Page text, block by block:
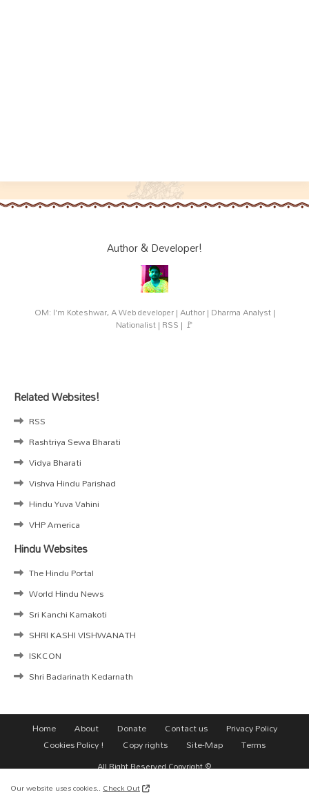
Author & Developer!
OM: I'm Koteshwar, A Web developer | Author | Dharma Analyst |
Nationalist | RSS | 🚩
Related Websites!
RSS
Rashtriya Sewa Bharati
Vidya Bharati
Vishva Hindu Parishad
Hindu Yuva Vahini
VHP America
Hindu Websites
The Hindu Portal
World Hindu News
Sri Kanchi Kamakoti
SHRI KASHI VISHWANATH
ISKCON
Shri Badarinath Kedarnath
Home About Donate Contact us
Privacy Policy
Cookies Policy !
Copy rights Site-Map Terms
All Right Reserved Copyright ©
Our website uses cookies..Check Out